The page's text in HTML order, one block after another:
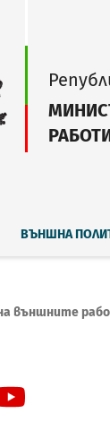
ВЪНШНА
външните